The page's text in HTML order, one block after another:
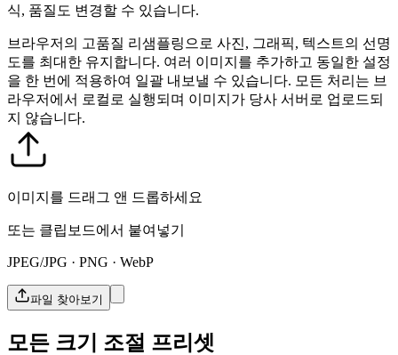
식, 품질도 변경할 수 있습니다.
브라우저의 고품질 리샘플링으로 사진, 그래픽, 텍스트의 선명
도를 최대한 유지합니다. 여러 이미지를 추가하고 동일한 설정
을 한 번에 적용하여 일괄 내보낼 수 있습니다. 모든 처리는 브
라우저에서 로컬로 실행되며 이미지가 당사 서버로 업로드되
지 않습니다.
이미지를 드래그 앤 드롭하세요
또는 클립보드에서 붙여넣기
JPEG/JPG · PNG · WebP
파일 찾아보기
모든 크기 조절 프리셋